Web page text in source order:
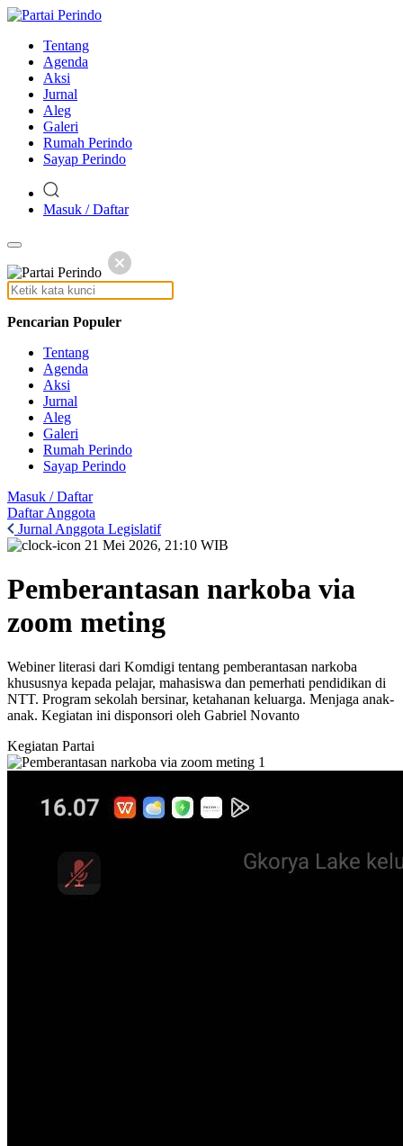
Tentang
Agenda
Aksi
Jurnal
Aleg
Galeri
Rumah Perindo
Sayap Perindo
Masuk / Daftar
Pencarian Populer
Tentang
Agenda
Aksi
Jurnal
Aleg
Galeri
Rumah Perindo
Sayap Perindo
Masuk / Daftar
Daftar Anggota
Jurnal Anggota Legislatif
21 Mei 2026, 21:10 WIB
Pemberantasan narkoba via
zoom meting
Webiner literasi dari Komdigi tentang pemberantasan narkoba
khususnya kepada pelajar, mahasiswa dan pemerhati pendidikan di
NTT. Program sekolah bersinar, ketahanan keluarga. Menjaga anak-
anak. Kegiatan ini disponsori oleh Gabriel Novanto
Kegiatan Partai